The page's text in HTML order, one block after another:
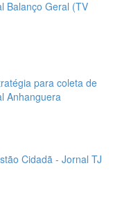
Balanço Geral (TV
para coleta de
Anhanguera
Cidadã - Jornal TJ